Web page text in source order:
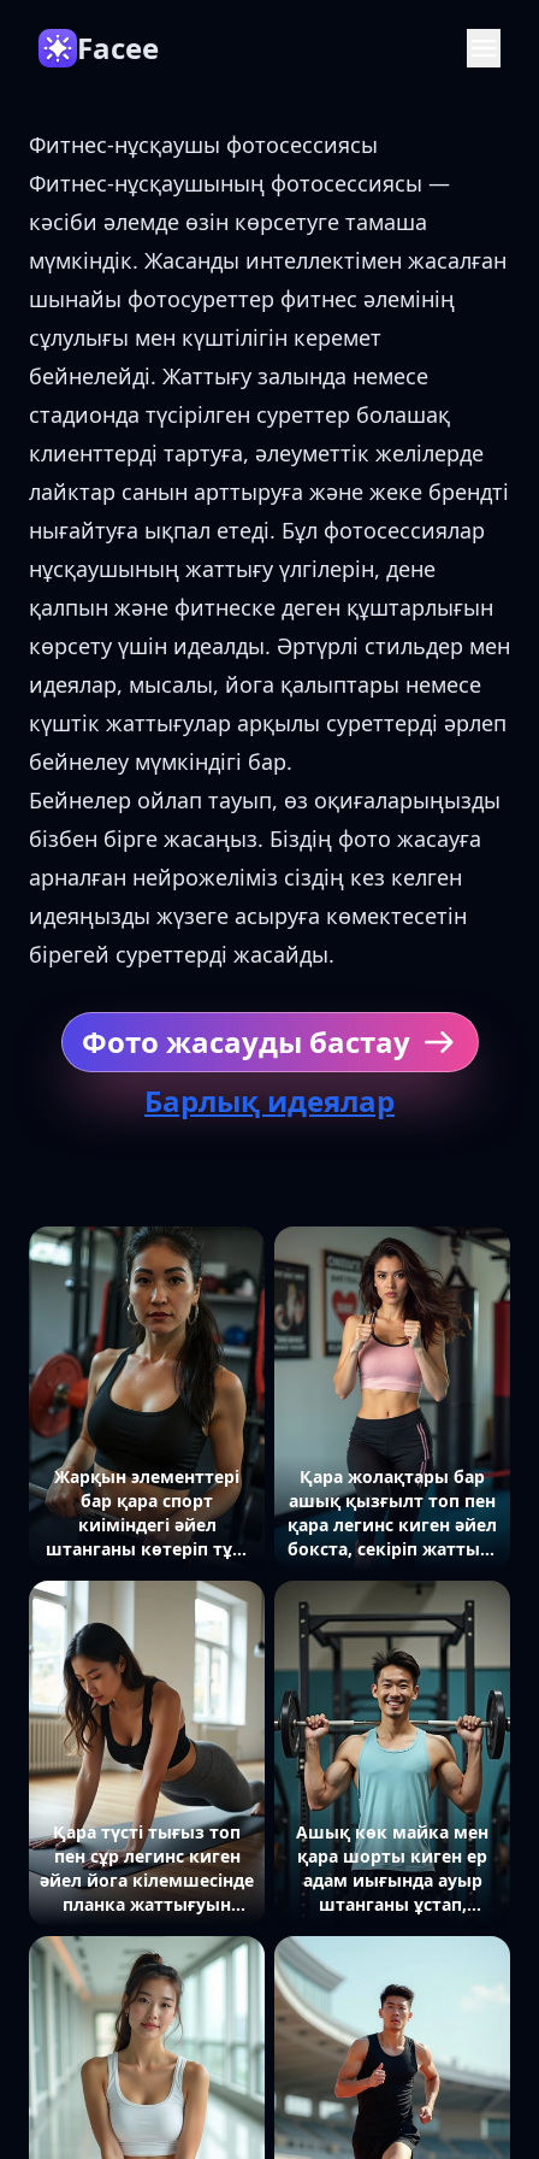
Facee
Фитнес-нұсқаушы фотосессиясы
Фитнес-нұсқаушының фотосессиясы —
кәсіби әлемде өзін көрсетуге тамаша
мүмкіндік. Жасанды интеллектімен жасалған
шынайы фотосуреттер фитнес әлемінің
сұлулығы мен күштілігін керемет
бейнелейді. Жаттығу залында немесе
стадионда түсірілген суреттер болашақ
клиенттерді тартуға, әлеуметтік желілерде
лайктар санын арттыруға және жеке брендті
нығайтуға ықпал етеді. Бұл фотосессиялар
нұсқаушының жаттығу үлгілерін, дене
қалпын және фитнеске деген құштарлығын
көрсету үшін идеалды. Әртүрлі стильдер мен
идеялар, мысалы, йога қалыптары немесе
күштік жаттығулар арқылы суреттерді әрлеп
бейнелеу мүмкіндігі бар.
Бейнелер ойлап тауып, өз оқиғаларыңызды
бізбен бірге жасаңыз. Біздің фото жасауға
арналған нейрожеліміз сіздің кез келген
идеяңызды жүзеге асыруға көмектесетін
бірегей суреттерді жасайды.
Фото жасауды бастау
Барлық идеялар
Жарқын элементтері
бар қара спорт
киіміндегі әйел
штанганы көтеріп тұр.
қарап, күш пен
шоғырлануды
көрсетеді. Артында
спорт жабдықтары
тұрған сөрелер
көрінеді. Жарық
контрастты, екпін оның
физикалық дайындығы
мен қуатына қойылған.
Қара жолақтары бар
ашық қызғылт топ пен
қара легинс киген әйел
бокста, секіріп жаттығу
шоғырланған, жүзі
байсалды. Артында
мотивациялық
плакаттары бар спорт
зал қабырғалары
көрінеді. Жарық
жарқын, екпін оның
энергиясы мен
қозғалысына қойылған.
Қара түсті тығыз топ
пен сұр легинс киген
әйел йога кілемшесінде
планка жаттығуын
қарасы төмен
бағытталған, жүзі
шоғырланған. Артында
минималистік
дизайндағы студия мен
үлкен терезелер
көрінеді. Жарық
жұмсақ, екпін бұлшық
еттері мен жаттығу
Ашық көк майка мен
қара шорты киген ер
адам иығында ауыр
штанганы ұстап,
залында поза көрсетіп
тұр. Ол камераға
сенімді жымиып
қарайды. Артында
отырып тұруға
арналған тірек пен
басқа спорт
жабдықтары көрінеді.
Жарық жұмсақ, екпін